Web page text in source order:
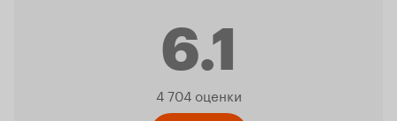
6.1
Рейтинг
4 704 оценки